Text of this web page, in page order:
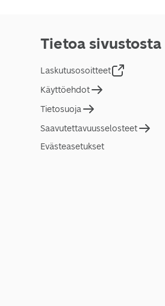
Tietoa sivustosta
Laskutusosoitteet
Käyttöehdot
Tietosuoja
Saavutettavuusselosteet
Evästeasetukset